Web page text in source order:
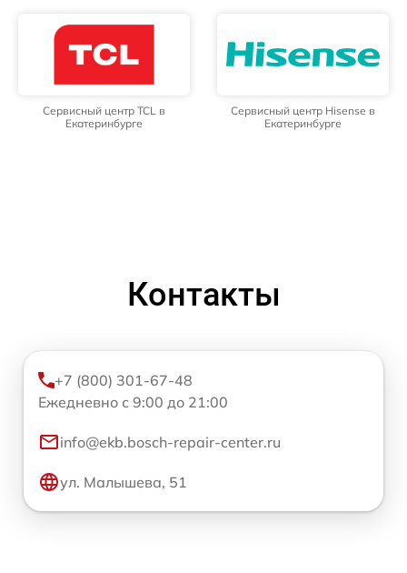
Сервисный центр TCL в
Екатеринбурге
Сервисный центр Hisense в
Екатеринбурге
Контакты
+7 (800) 301-67-48
Ежедневно с 9:00 до 21:00
info@ekb.bosch-repair-center.ru
ул. Малышева, 51